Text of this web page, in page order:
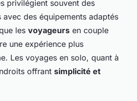
privilégient souvent des
avec des équipements adaptés
les voyageurs en couple
une expérience plus
Les voyages en solo, quant à
offrant simplicité et